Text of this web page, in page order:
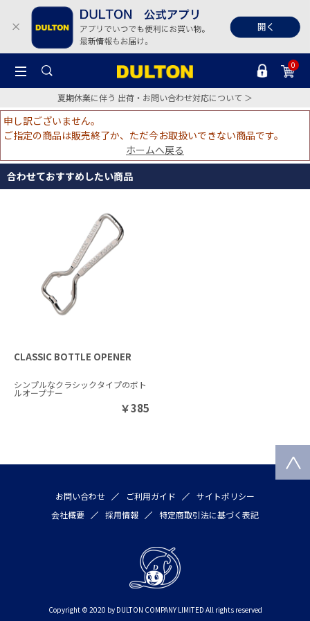
0
夏期休業に伴う 出荷・お問い合わせ対応について ＞
申し訳ございません。
ご指定の商品は販売終了か、ただ今お取扱いできない商品です。
ホームへ戻る
合わせておすすめしたい商品
CLASSIC BOTTLE OPENER
シンプルなクラシックタイプのボト
ルオープナー
￥385
お問い合わせ ご利用ガイド
サイトポリシー
会社概要
採用情報 特定商取引法に基づく表記
Copyright © 2020 by DULTON COMPANY LIMITED All rights reserved